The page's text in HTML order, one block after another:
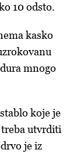
10 odsto.
kasko
mnogo
koje je
treba utvrditi
je iz